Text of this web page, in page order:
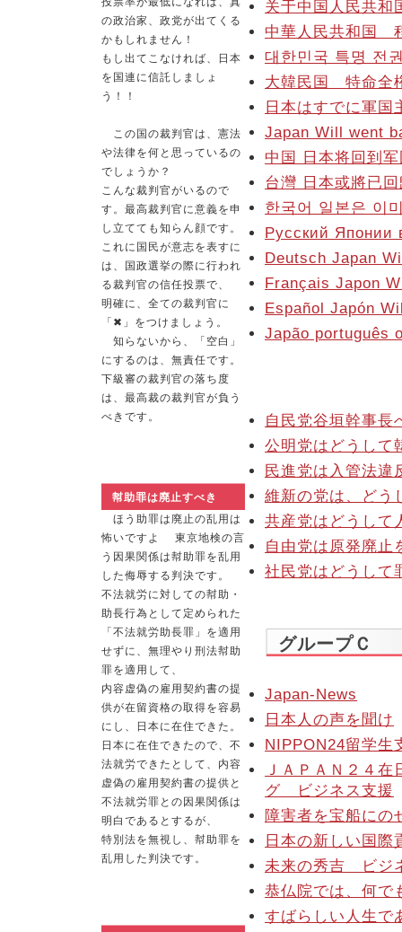
关于中国人民共和
中華人民共和国
대한민국 특명 전
大韓民国 特命全
日本はすでに軍国
Japan Will went
中国 日本将回到
台灣 日本或將已
한국어 일본은 이
Русский Японии
Deutsch Japan
Français Japon
Español Japón
Japão português
自民党谷垣幹事長
公明党はどうして
民進党は入管法違
維新の党は、どう
共産党はどうして
自由党は原発廃止
社民党はどうして
グループＣ
Japan-News
日本人の声を聞け
NIPPON24留学生
ＪＡＰＡＮ２４
グ ビジネス支援
障害者を宝船にの
日本の新しい国
未来の秀吉 ビジ
恭仏院では、何で
すばらしい人生で
の政治家、政党が出てくる
かもしれません！
もし出てこなければ、日本
を国連に信託しましょ
う！！
この国の裁判官は、憲法
や法律を何と思っているの
でしょうか？
こんな裁判官がいるので
す。最高裁判官に意義を申
し立てても知らん顔です。
これに国民が意志を表すに
は、国政選挙の際に行われ
る裁判官の信任投票で、
明確に、全ての裁判官に
「✖」をつけましょう。
知らないから、「空白」
にするのは、無責任です。
下級審の裁判官の落ち度
は、最高裁の裁判官が負う
べきです。
幇助罪は廃止すべき
ほう助罪は廃止の乱用は
怖いですよ 東京地検の言
う因果関係は幇助罪を乱用
した侮辱する判決です。
不法就労に対しての幇助・
助長行為として定められた
「不法就労助長罪」を適用
せずに、無理やり刑法幇助
罪を適用して、
内容虚偽の雇用契約書の提
供が在留資格の取得を容易
にし、日本に在住できた。
日本に在住できたので、不
法就労できたとして、内容
虚偽の雇用契約書の提供と
不法就労罪との因果関係は
明白であるとするが、
特別法を無視し、幇助罪を
乱用した判決です。